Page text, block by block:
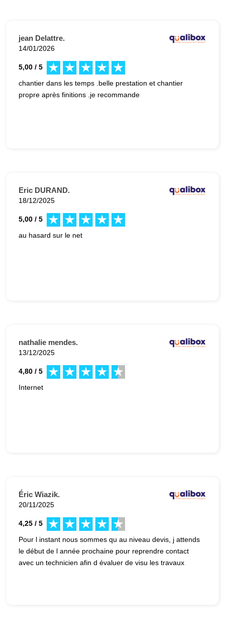
jean Delattre.
14/01/2026
5,00 / 5
chantier dans les temps .belle prestation et chantier
propre après finitions .je recommande
Eric DURAND.
18/12/2025
5,00 / 5
au hasard sur le net
nathalie mendes.
13/12/2025
4,80 / 5
Internet
Éric Wiazik.
20/11/2025
4,25 / 5
Pour l instant nous sommes qu au niveau devis, j attends
le début de l année prochaine pour reprendre contact
avec un technicien afin d évaluer de visu les travaux